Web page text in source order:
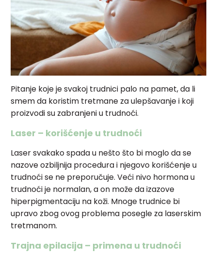
Pitanje koje je svakoj trudnici palo na pamet, da li
smem da koristim tretmane za ulepšavanje i koji
proizvodi su zabranjeni u trudnoći.
Laser – korišćenje u trudnoći
Laser svakako spada u nešto što bi moglo da se
nazove ozbiljnija procedura i njegovo korišćenje u
trudnoći se ne preporučuje. Veći nivo hormona u
trudnoći je normalan, a on može da izazove
hiperpigmentaciju na koži. Mnoge trudnice bi
upravo zbog ovog problema posegle za laserskim
tretmanom.
Trajna epilacija – primena u trudnoći